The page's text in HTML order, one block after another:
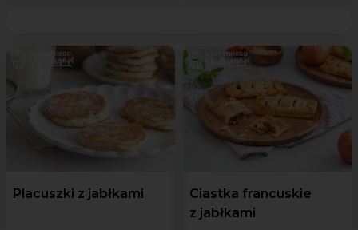
Placuszki z jabłkami
Ciastka francuskie
z jabłkami